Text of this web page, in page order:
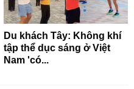
Du khách Tây: Không khí
tập thể dục sáng ở Việt
Nam 'có...